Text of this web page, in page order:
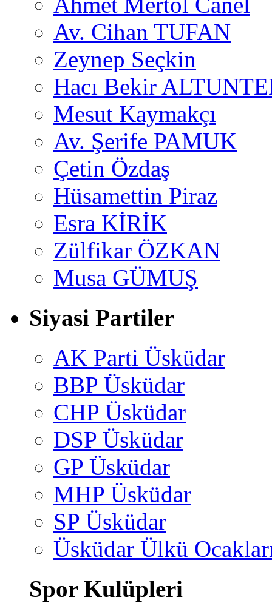
Av. Cihan TUFAN
Zeynep Seçkin
Hacı Bekir
Mesut Kaymakçı
Av. Şerife PAMUK
Çetin Özdaş
Hüsamettin Piraz
Esra KİRİK
Zülfikar ÖZKAN
Musa GÜMUŞ
Siyasi Partiler
AK Parti Üsküdar
BBP Üsküdar
CHP Üsküdar
DSP Üsküdar
GP Üsküdar
MHP Üsküdar
SP Üsküdar
Üsküdar Ülkü
Spor Kulüpleri